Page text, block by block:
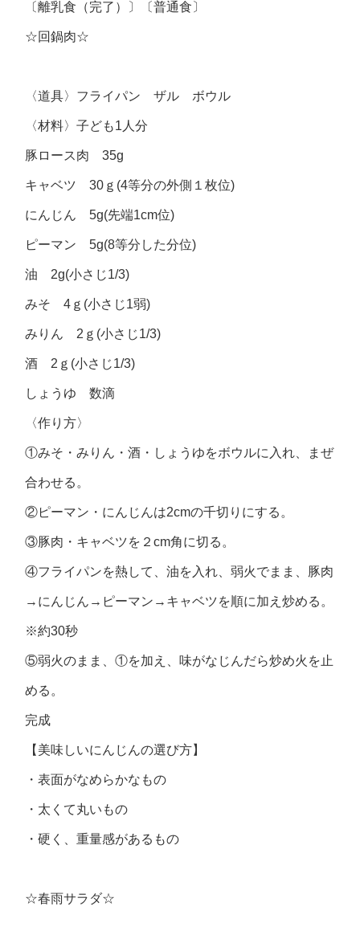
〔離乳食（完了）〕〔普通食〕
☆回鍋肉☆
〈道具〉フライパン ザル ボウル
〈材料〉子ども1人分
豚ロース肉 35g
キャベツ 30ｇ(4等分の外側１枚位)
にんじん 5g(先端1cm位)
ピーマン 5g(8等分した分位)
油 2g(小さじ1/3)
みそ 4ｇ(小さじ1弱)
みりん 2ｇ(小さじ1/3)
酒 2ｇ(小さじ1/3)
しょうゆ 数滴
〈作り方〉
①みそ・みりん・酒・しょうゆをボウルに入れ、まぜ
合わせる。
②ピーマン・にんじんは2cmの千切りにする。
③豚肉・キャベツを２cm角に切る。
④フライパンを熱して、油を入れ、弱火でまま、豚肉
→にんじん→ピーマン→キャベツを順に加え炒める。
※約30秒
⑤弱火のまま、①を加え、味がなじんだら炒め火を止
める。
完成
【美味しいにんじんの選び方】
・表面がなめらかなもの
・太くて丸いもの
・硬く、重量感があるもの
☆春雨サラダ☆